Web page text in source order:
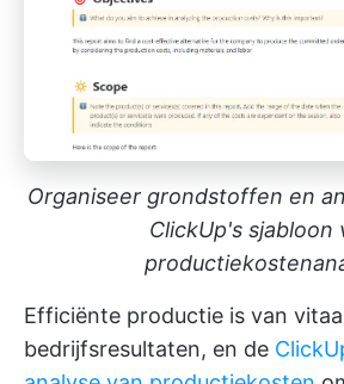
Organiseer grondstoffen en
ClickUp's sjabloon
Efficiënte productie is van
bedrijfsresultaten, en de